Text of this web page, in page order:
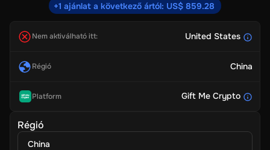
+1 ajánlat a következő ártól: US$ 859.28
Nem aktiválható itt: United States
Régió China
Platform Gift Me Crypto
Régió
China